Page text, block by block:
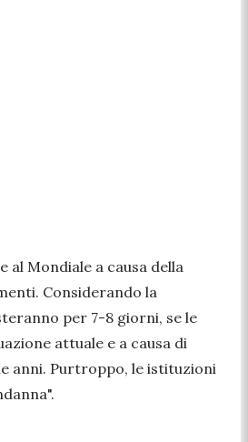
Mondiale a causa della
Considerando la
per 7-8 giorni, se le
attuale e a causa di
anni. Purtroppo, le istituzioni
".